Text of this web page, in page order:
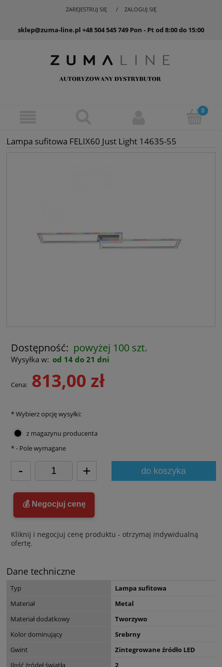
ZAREJESTRUJ SIĘ ZALOGUJ SIĘ
sklep@zuma-line.pl +48 504 545 749 Pon - Pt od 8:00 do 15:00
Lampa sufitowa FELIX60 Just Light 14635-55
Dostępność: powyżej 100 szt.
Wysyłka w: od 14 do 21 dni
Cena: 813,00 zł
*Wybierz opcję wysyłki:
z magazynu producenta
- + do koszyka
*- Pole wymagane
💰 Negocjuj cenę
Kliknij i negocjuj cenę produktu - otrzymaj indywidualną
ofertę.
Dane techniczne
Typ
Lampa sufitowa
Materiał
Metal
Materiał dodatkowy
Tworzywo
Kolor dominujący
Srebrny
Gwint
Zintegrowane źródło LED
Ilość źródeł światła
2